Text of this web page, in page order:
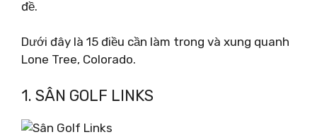
đề.
Dưới đây là 15 điều cần làm trong và xung quanh
Lone Tree, Colorado.
1. SÂN GOLF LINKS